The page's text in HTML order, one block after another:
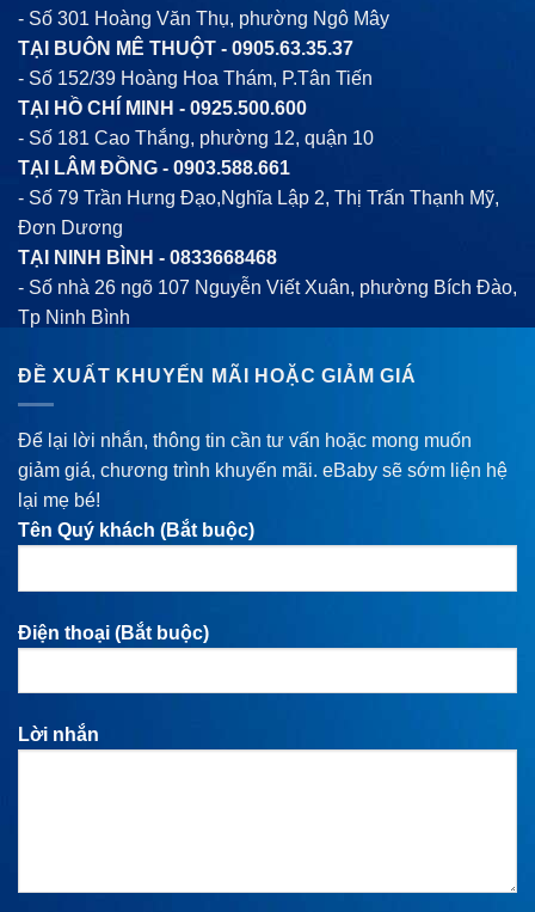
- Số 301 Hoàng Văn Thụ, phường Ngô Mây
TẠI BUÔN MÊ THUỘT - 0905.63.35.37
- Số 152/39 Hoàng Hoa Thám, P.Tân Tiến
TẠI HỒ CHÍ MINH - 0925.500.600
- Số 181 Cao Thắng, phường 12, quận 10
TẠI LÂM ĐỒNG - 0903.588.661
- Số 79 Trần Hưng Đạo,Nghĩa Lập 2, Thị Trấn Thạnh Mỹ,
Đơn Dương
TẠI NINH BÌNH - 0833668468
- Số nhà 26 ngõ 107 Nguyễn Viết Xuân, phường Bích Đào,
Tp Ninh Bình
ĐỀ XUẤT KHUYẾN MÃI HOẶC GIẢM GIÁ
Để lại lời nhắn, thông tin cần tư vấn hoặc mong muốn
giảm giá, chương trình khuyến mãi. eBaby sẽ sớm liện hệ
lại mẹ bé!
Tên Quý khách (Bắt buộc)
Điện thoại (Bắt buộc)
Lời nhắn